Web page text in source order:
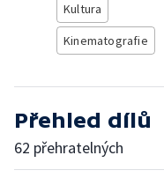
Kultura
Kinematografie
Přehled dílů
62 přehratelných